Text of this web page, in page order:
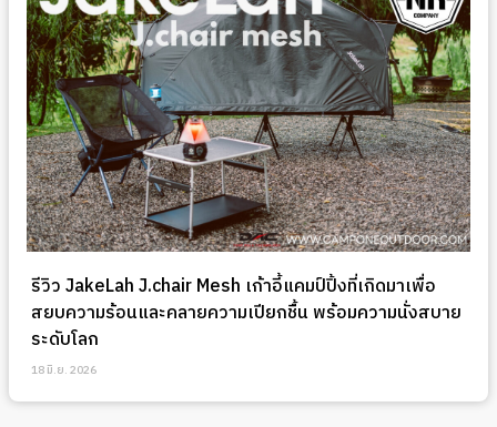
รีวิว JakeLah J.chair Mesh เก้าอี้แคมป์ปิ้งที่เกิดมาเพื่อ
สยบความร้อนและคลายความเปียกชื้น พร้อมความนั่งสบาย
ระดับโลก
18 มิ.ย. 2026